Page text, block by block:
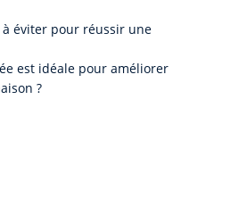
éviter pour réussir une
est idéale pour améliorer
?